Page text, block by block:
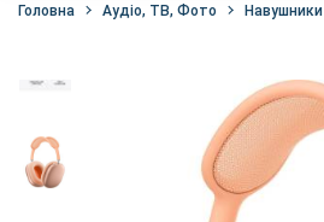
Головна Аудіо, ТВ, Фото Навушники